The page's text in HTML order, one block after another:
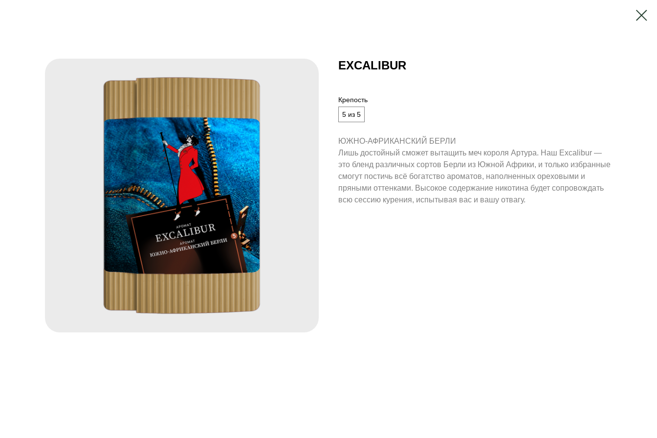
EXCALIBUR
Крепость
5 из 5
ЮЖНО-АФРИКАНСКИЙ БЕРЛИ
Лишь достойный сможет вытащить меч короля Артура. Наш Excalibur —
это бленд различных сортов Берли из Южной Африки, и только избранные
смогут постичь всё богатство ароматов, наполненных ореховыми и
пряными оттенками. Высокое содержание никотина будет сопровождать
всю сессию курения, испытывая вас и вашу отвагу.